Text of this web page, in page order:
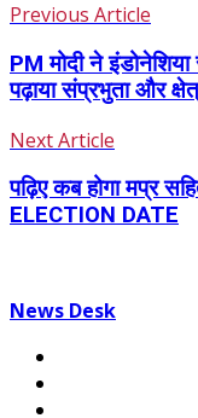
Previous Article
PM मोदी ने
पढ़ाया संप्रभुता और
Next Article
पढ़िए कब होगा मप्र
ELECTION DATE
News Desk